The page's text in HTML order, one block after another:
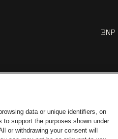
data or unique identifiers, on
support the purposes shown under
or withdrawing your consent will